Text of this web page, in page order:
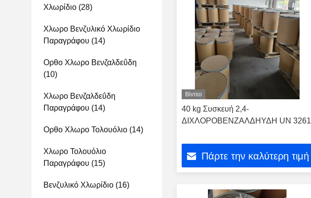
Χλωρίδιο (28)
Χλωρο Βενζυλικό Χλωρίδιο
Παραγράφου (14)
Ορθο Χλωρο Βενζαλδεΰδη
(10)
Χλωρο Βενζαλδεΰδη
Παραγράφου (14)
Ορθο Χλωρο Τολουόλιο (14)
Χλωρο Τολουόλιο
Παραγράφου (15)
Βενζυλικό Χλωρίδιο (16)
Βίντεο
40 kg Συσκευή 2,4-
ΔΙΧΛΟΡΟΒΕΝΖΑΛΔΗΥΔΗ UN 3261
Πάρτε την καλύτερη τιμή